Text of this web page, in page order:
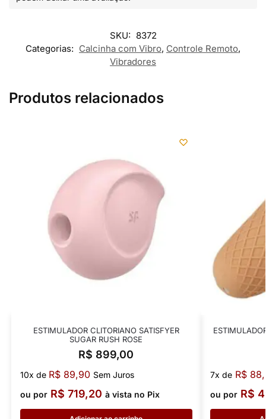
SKU: 8372
Categorias: Calcinha com Vibro, Controle Remoto,
Vibradores
Produtos relacionados
ESTIMULADOR CLITORIANO SATISFYER
SUGAR RUSH ROSE
R$ 899,00
10x de R$89,90 Sem Juros
ou por R$ 719,20 à vista no Pix
7x de R$
ou por R$